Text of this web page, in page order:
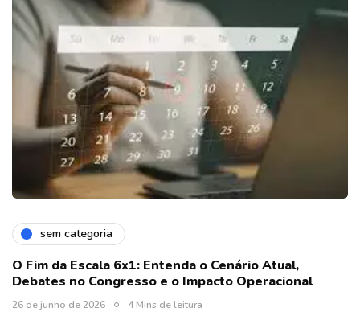
sem categoria
O Fim da Escala 6x1: Entenda o Cenário Atual,
Debates no Congresso e o Impacto Operacional
26 de junho de 2026 4 Mins de leitura